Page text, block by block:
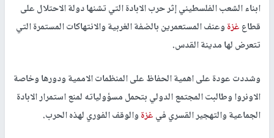
ابناء الشعب الفلسطيني إثر حرب الابادة التي تشنها دولة الاحتلال على
قطاعغزةوعنف المستعمرين بالضفة الغربية والانتهاكات المستمرة التي
تتعرض لها مدينة القدس.
وشددت عودة على اهمية الحفاظ على المنظمات الاممية ودورها وخاصة
الاونروا وطالبت المجتمع الدولي بتحمل مسؤولياته لمنع استمرار الابادة
الجماعية والتهجير القسري فيغزةوالوقف الفوري لهذه الحرب.